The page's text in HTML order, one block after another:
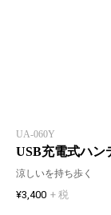
UA-060Y
USB充電式ハン
涼しいを持ち歩く
¥3,400 + 税